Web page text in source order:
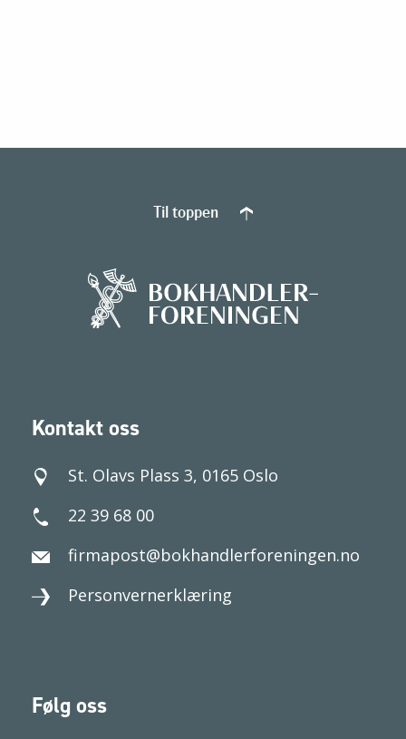
Kontakt oss
St. Olavs Plass 3, 0165 Oslo
22 39 68 00
firmapost@bokhandlerforeningen.no
Personvernerklæring
Følg oss
Til toppen